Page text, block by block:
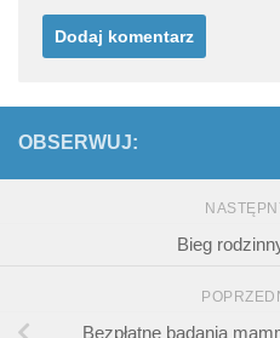
OBSERWUJ:
Bieg
Bezpłatne badania